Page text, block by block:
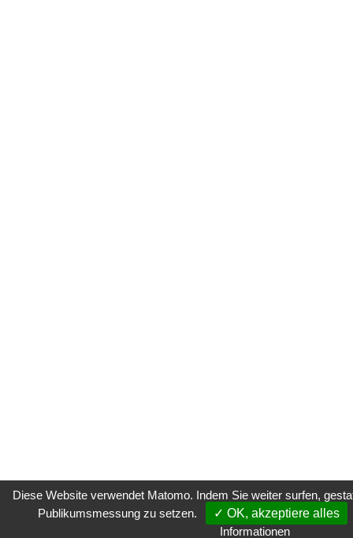
Diese Website verwendet Matomo. Indem Sie weiter surfen,
Publikumsmessung zu setzen.
✓ OK, akzeptiere alles
Informationen